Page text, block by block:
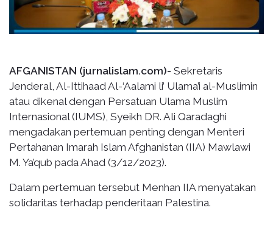
AFGANISTAN (jurnalislam.com)- Sekretaris
Jenderal, Al-Ittihaad Al-‘Aalami li’ Ulama’i al-Muslimin
atau dikenal dengan Persatuan Ulama Muslim
Internasional (IUMS), Syeikh DR. Ali Qaradaghi
mengadakan pertemuan penting dengan Menteri
Pertahanan Imarah Islam Afghanistan (IIA) Mawlawi
M. Ya’qub pada Ahad (3/12/2023).
Dalam pertemuan tersebut Menhan IIA menyatakan
solidaritas terhadap penderitaan Palestina.